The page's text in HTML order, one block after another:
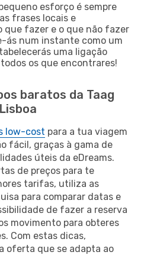
esforço é sempre
frases locais e
fazer e o que não fazer
ás num instante como um
uma ligação
os que encontrares!
baratos da Taag
low-cost para a tua viagem
fácil, graças à gama de
úteis da eDreams.
de preços para te
tarifas, utiliza as
para comparar datas e
de fazer a reserva
movimento para obteres
Com estas dicas,
oferta que se adapta ao